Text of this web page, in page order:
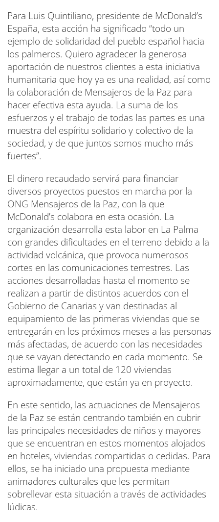
Para Luis Quintiliano, presidente de McDonald’s
España, esta acción ha significado “todo un
ejemplo de solidaridad del pueblo español hacia
los palmeros. Quiero agradecer la generosa
aportación de nuestros clientes a esta iniciativa
humanitaria que hoy ya es una realidad, así como
la colaboración de Mensajeros de la Paz para
hacer efectiva esta ayuda. La suma de los
esfuerzos y el trabajo de todas las partes es una
muestra del espíritu solidario y colectivo de la
sociedad, y de que juntos somos mucho más
fuertes”.
El dinero recaudado servirá para financiar
diversos proyectos puestos en marcha por la
ONG Mensajeros de la Paz, con la que
McDonald’s colabora en esta ocasión. La
organización desarrolla esta labor en La Palma
con grandes dificultades en el terreno debido a la
actividad volcánica, que provoca numerosos
cortes en las comunicaciones terrestres. Las
acciones desarrolladas hasta el momento se
realizan a partir de distintos acuerdos con el
Gobierno de Canarias y van destinadas al
equipamiento de las primeras viviendas que se
entregarán en los próximos meses a las personas
más afectadas, de acuerdo con las necesidades
que se vayan detectando en cada momento. Se
estima llegar a un total de 120 viviendas
aproximadamente, que están ya en proyecto.
En este sentido, las actuaciones de Mensajeros
de la Paz se están centrando también en cubrir
las principales necesidades de niños y mayores
que se encuentran en estos momentos alojados
en hoteles, viviendas compartidas o cedidas. Para
ellos, se ha iniciado una propuesta mediante
animadores culturales que les permitan
sobrellevar esta situación a través de actividades
lúdicas.